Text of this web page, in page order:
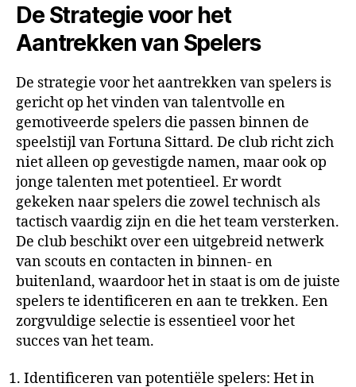
De Strategie voor het
Aantrekken van Spelers
De strategie voor het aantrekken van spelers is
gericht op het vinden van talentvolle en
gemotiveerde spelers die passen binnen de
speelstijl van Fortuna Sittard. De club richt zich
niet alleen op gevestigde namen, maar ook op
jonge talenten met potentieel. Er wordt
gekeken naar spelers die zowel technisch als
tactisch vaardig zijn en die het team versterken.
De club beschikt over een uitgebreid netwerk
van scouts en contacten in binnen- en
buitenland, waardoor het in staat is om de juiste
spelers te identificeren en aan te trekken. Een
zorgvuldige selectie is essentieel voor het
succes van het team.
Identificeren van potentiële spelers: Het in